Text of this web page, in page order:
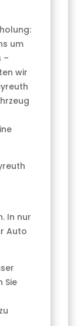
um
–
wir
In nur
Auto
Sie